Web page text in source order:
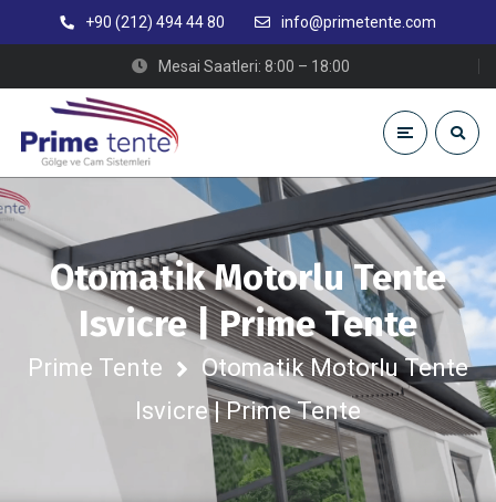
+90 (212) 494 44 80 info@primetente.com
Mesai Saatleri: 8:00 – 18:00
Otomatik Motorlu Tente
Isvicre | Prime Tente
Prime Tente
Otomatik Motorlu Tente
Isvicre | Prime Tente